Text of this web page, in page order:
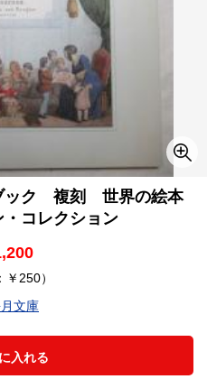
ック 複刻 世界の絵本
コレクション
￥250）
文庫
入れる